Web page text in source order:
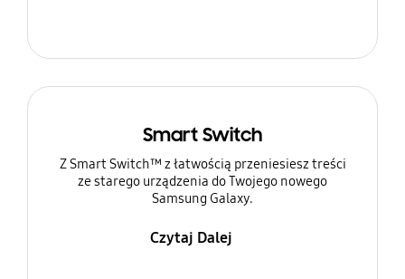
Smart Switch
Z Smart Switch™ z łatwością przeniesiesz treści
ze starego urządzenia do Twojego nowego
Samsung Galaxy.
Czytaj Dalej